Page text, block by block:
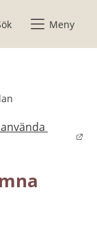
Meny